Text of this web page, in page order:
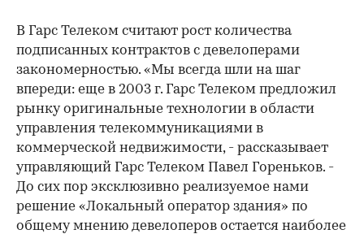
В Гарс Телеком считают рост количества
подписанных контрактов с девелоперами
закономерностью. «Мы всегда шли на шаг
впереди: еще в 2003 г. Гарс Телеком предложил
рынку оригинальные технологии в области
управления телекоммуникациями в
коммерческой недвижимости, - рассказывает
управляющий Гарс Телеком Павел Гореньков. -
До сих пор эксклюзивно реализуемое нами
решение «Локальный оператор здания» по
общему мнению девелоперов остается наиболее